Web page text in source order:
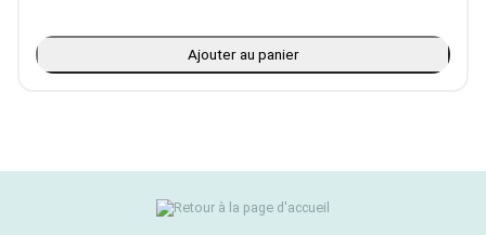
Ajouter au panier